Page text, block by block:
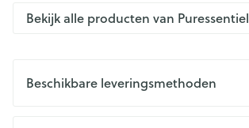
Bekijk alle producten van Puressentiel
Beschikbare leveringsmethoden